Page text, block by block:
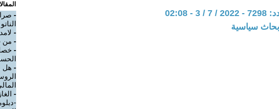
سياسية
-
-
- من
-
- هل
-
-